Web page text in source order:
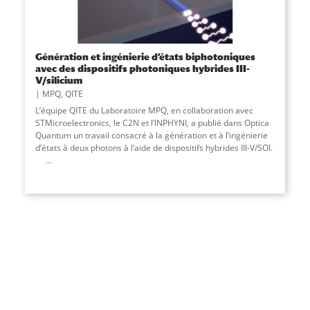
Génération et ingénierie d’états biphotoniques
avec des dispositifs photoniques hybrides III-
V/silicium
MPQ, QITE
L’équipe QITE du Laboratoire MPQ, en collaboration avec
STMicroelectronics, le C2N et l’INPHYNI, a publié dans Optica
Quantum un travail consacré à la génération et à l’ingénierie
d’états à deux photons à l’aide de dispositifs hybrides III-V/SOI.
...